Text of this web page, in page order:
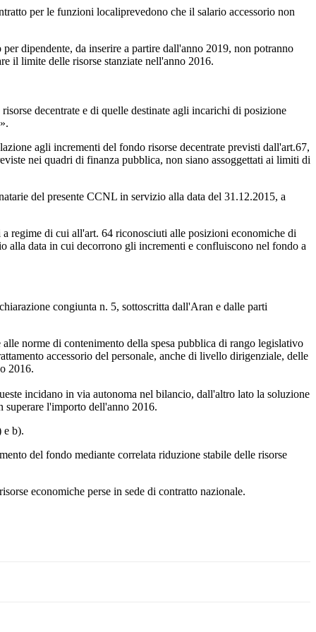
per le funzioni localiprevedono che il salario accessorio non
dipendente, da inserire a partire dall'anno 2019, non potranno
il limite delle risorse stanziate nell'anno 2016.
decentrate e di quelle destinate agli incarichi di posizione
agli incrementi del fondo risorse decentrate previsti dall'art.67,
nei quadri di finanza pubblica, non siano assoggettati ai limiti di
del presente CCNL in servizio alla data del 31.12.2015, a
regime di cui all'art. 64 riconosciuti alle posizioni economiche di
alla data in cui decorrono gli incrementi e confluiscono nel fondo a
congiunta n. 5, sottoscritta dall'Aran e dalle parti
norme di contenimento della spesa pubblica di rango legislativo
accessorio del personale, anche di livello dirigenziale, delle
2016.
incidano in via autonoma nel bilancio, dall'altro lato la soluzione
superare l'importo dell'anno 2016.
e b).
del fondo mediante correlata riduzione stabile delle risorse
economiche perse in sede di contratto nazionale.